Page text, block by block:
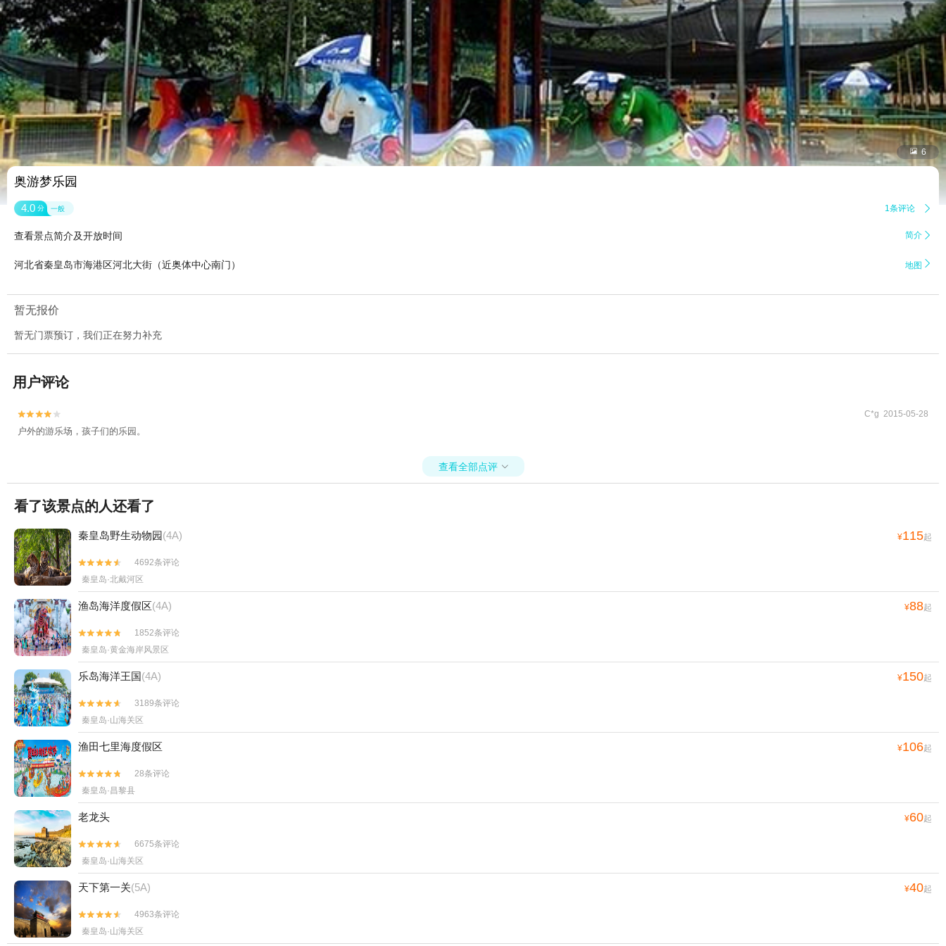
 6
奥游梦乐园
4.0 分 一般 1条评论 
查看景点简介及开放时间 简介 
河北省秦皇岛市海港区河北大街（近奥体中心南门） 地图 
暂无报价
暂无门票预订，我们正在努力补充
用户评论

 C*g 2015-05-28
户外的游乐场，孩子们的乐园。
查看全部点评 
看了该景点的人还看了
秦皇岛野生动物园(4A) ¥115起


4692条评论
秦皇岛·北戴河区
渔岛海洋度假区(4A) ¥88起


1852条评论
秦皇岛·黄金海岸风景区
乐岛海洋王国(4A) ¥150起


3189条评论
秦皇岛·山海关区
渔田七里海度假区 ¥106起


28条评论
秦皇岛·昌黎县
老龙头 ¥60起


6675条评论
秦皇岛·山海关区
天下第一关(5A) ¥40起


4963条评论
秦皇岛·山海关区